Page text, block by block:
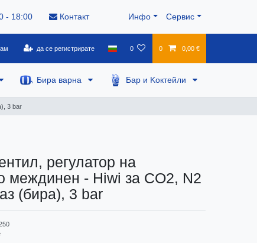
- 18:00 Контакт Инфо Сервис
да се регистрирате 0 0 0,00 €
Бира варна Бар и Kоктейли
3 bar
регулатор на
междинен - Hiwi за CO2, N2
(бира), 3 bar